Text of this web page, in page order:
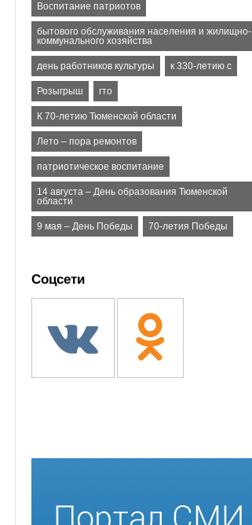
Воспитание патриотов
бытового обслуживания населения и жилищно-
коммунального хозяйства
день работников культуры к 330-летию с
Розыгрыш гто
К 70-летию Тюменской области
Лето – пора ремонтов
патриотическое воспитание
14 августа – День образования Тюменской
области
9 мая – День Победы 70-летия Победы
Соцсети